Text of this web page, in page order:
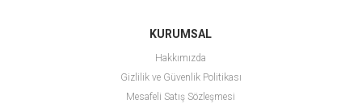
KURUMSAL
Hakkımızda
Gizlilik ve Güvenlik Politikası
Mesafeli Satış Sözleşmesi